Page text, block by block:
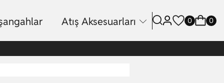
Atış Aksesuarları 0 0